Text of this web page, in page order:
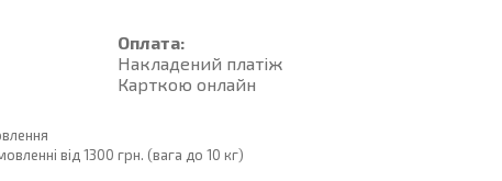
Оплата:
Накладений платiж
Карткою онлайн
від 1300 грн. (вага до 10 кг)